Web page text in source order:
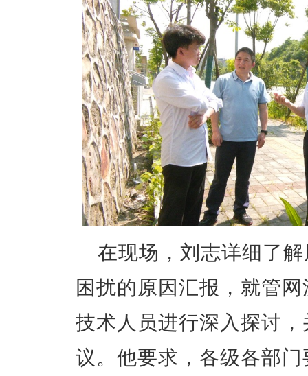
在现场，刘志详细了
困扰的原因汇报，就管
技术人员进行深入探讨
议。他要求，各级各部